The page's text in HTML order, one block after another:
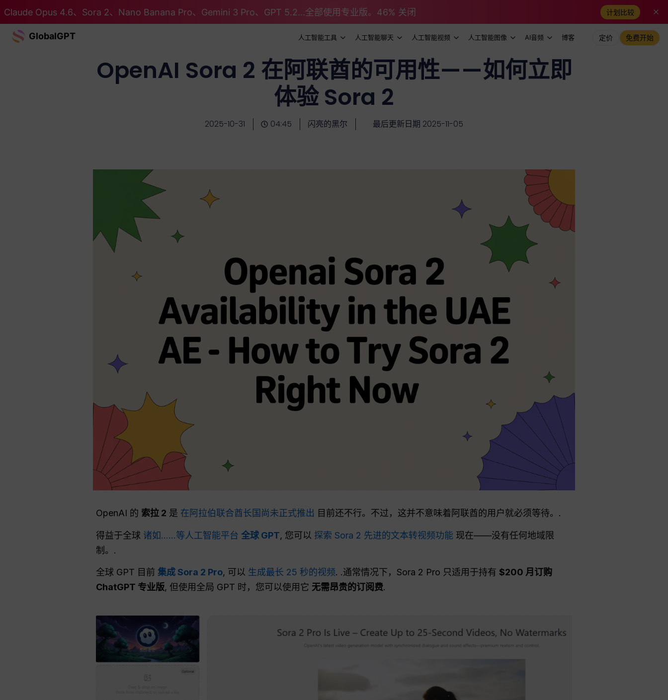
Claude Opus 4.6、Sora 2、Nano Banana Pro、Gemini 3 Pro、GPT 5.2...全部使用专业版。46% 关闭 计划比较
GlobalGPT 人工智能工具 人工智能聊天 人工智能视频 人工智能图像 AI音频 博客 定价 免费开始
OpenAI Sora 2 在阿联酋的可用性——如何立即
体验 Sora 2
2025-10-31 04:45 闪亮的黑尔 最后更新日期 2025-11-05
OpenAI 的 索拉 2 是 在阿拉伯联合酋长国尚未正式推出 目前还不行。不过，这并不意味着阿联酋的用户就必须等待。.
得益于全球 诸如……等人工智能平台 全球 GPT, 您可以 探索 Sora 2 先进的文本转视频功能 现在——没有任何地域限
制。.
全球 GPT 目前 集成 Sora 2 Pro, 可以 生成最长 25 秒的视频. .通常情况下，Sora 2 Pro 只适用于持有 $200 月订购
ChatGPT 专业版, 但使用全局 GPT 时，您可以使用它 无需昂贵的订阅费.